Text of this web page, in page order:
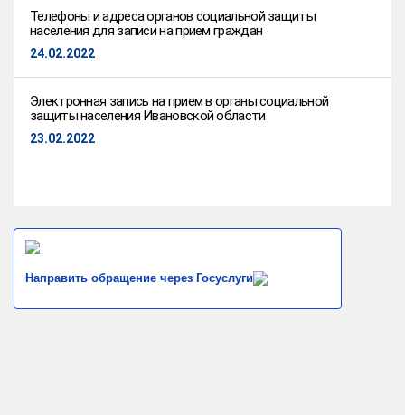
Телефоны и адреса органов социальной защиты
населения для записи на прием граждан
24.02.2022
Электронная запись на прием в органы социальной
защиты населения Ивановской области
23.02.2022
Направить обращение через Госуслуги